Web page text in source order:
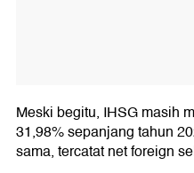
Meski begitu, IHSG masih
31,98% sepanjang tahun
sama, tercatat net foreign